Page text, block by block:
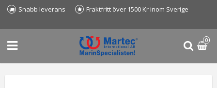
Snabb leverans Fraktfritt över 1500 Kr inom Sverige
0